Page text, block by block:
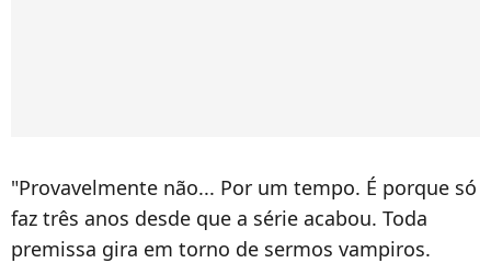
"Provavelmente não... Por um tempo. É porque só
faz três anos desde que a série acabou. Toda
premissa gira em torno de sermos vampiros.